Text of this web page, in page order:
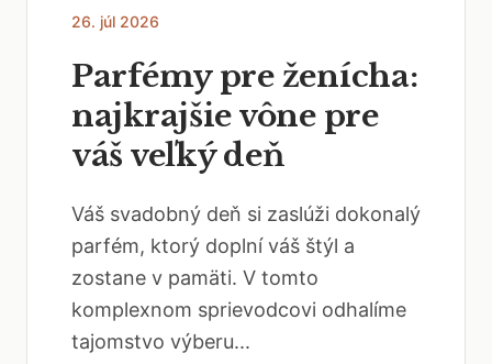
26. júl 2026
Parfémy pre ženícha:
najkrajšie vône pre
váš veľký deň
Váš svadobný deň si zaslúži dokonalý
parfém, ktorý doplní váš štýl a
zostane v pamäti. V tomto
komplexnom sprievodcovi odhalíme
tajomstvo výberu...